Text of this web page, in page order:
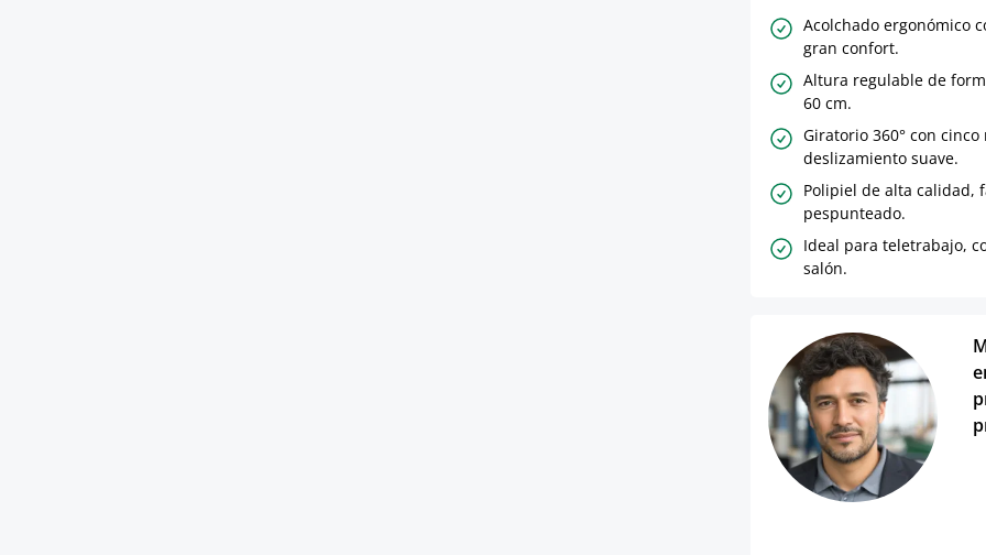
Acolchado ergonómico
gran confort.
Altura regulable de
60 cm.
Giratorio 360° con
deslizamiento suave.
Polipiel de alta calidad,
pespunteado.
Ideal para teletrabajo,
salón.